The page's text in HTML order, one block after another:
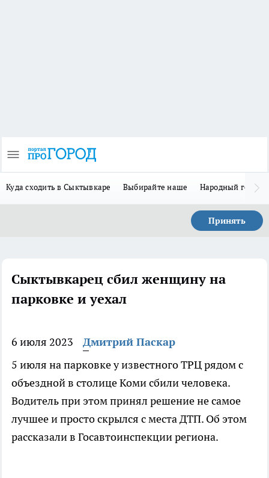
Куда сходить в Сыктывкаре Выбирайте наше Народный герой
Принять
Сыктывкарец сбил женщину на
парковке и уехал
6 июля 2023
Дмитрий Паскар
5 июля на парковке у известного ТРЦ рядом с
объездной в столице Коми сбили человека.
Водитель при этом принял решение не самое
лучшее и просто скрылся с места ДТП. Об этом
рассказали в Госавтоинспекции региона.